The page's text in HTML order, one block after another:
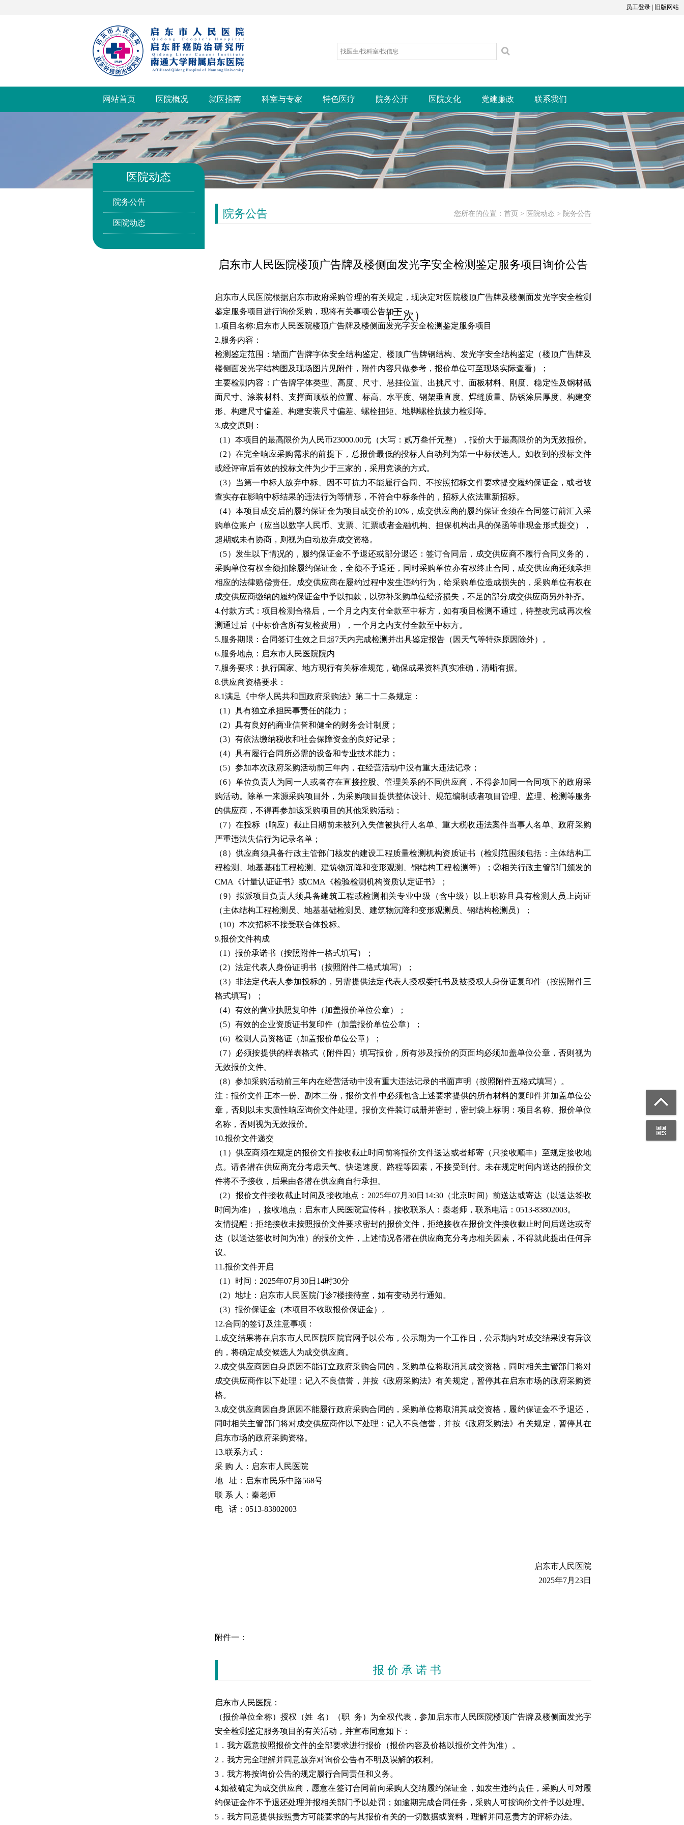
员工登录 旧版网站
网站首页 医院概况 就医指南 科室与专家 特色医疗 院务公开 医院文化 党建廉政 联系我们
医院动态
院务公告
医院动态
院务公告 您所在的位置： 首页 > 医院动态 > 院务公告
启东市人民医院楼顶广告牌及楼侧面发光字安全检测鉴定服务项目询价公告
（三次）
启东市人民医院根据启东市政府采购管理的有关规定，现决定对医院楼顶广告牌及楼侧面发光字安全检测
鉴定服务项目进行询价采购，现将有关事项公告如下：
1.项目名称:启东市人民医院楼顶广告牌及楼侧面发光字安全检测鉴定服务项目
2.服务内容：
检测鉴定范围：墙面广告牌字体安全结构鉴定、楼顶广告牌钢结构、发光字安全结构鉴定（楼顶广告牌及
楼侧面发光字结构图及现场图片见附件，附件内容只做参考，报价单位可至现场实际查看）；
主要检测内容：广告牌字体类型、高度、尺寸、悬挂位置、出挑尺寸、面板材料、刚度、稳定性及钢材截
面尺寸、涂装材料、支撑面顶板的位置、标高、水平度、钢架垂直度、焊缝质量、防锈涂层厚度、构建变
形、构建尺寸偏差、构建安装尺寸偏差、螺栓扭矩、地脚螺栓抗拔力检测等。
3.成交原则：
（1）本项目的最高限价为人民币23000.00元（大写：贰万叁仟元整），报价大于最高限价的为无效报价。
（2）在完全响应采购需求的前提下，总报价最低的投标人自动列为第一中标候选人。如收到的投标文件
或经评审后有效的投标文件为少于三家的，采用竞谈的方式。
（3）当第一中标人放弃中标、因不可抗力不能履行合同、不按照招标文件要求提交履约保证金，或者被
查实存在影响中标结果的违法行为等情形，不符合中标条件的，招标人依法重新招标。
（4）本项目成交后的履约保证金为项目成交价的10%，成交供应商的履约保证金须在合同签订前汇入采
购单位账户（应当以数字人民币、支票、汇票或者金融机构、担保机构出具的保函等非现金形式提交），
超期或未有协商，则视为自动放弃成交资格。
（5）发生以下情况的，履约保证金不予退还或部分退还：签订合同后，成交供应商不履行合同义务的，
采购单位有权全额扣除履约保证金，全额不予退还，同时采购单位亦有权终止合同，成交供应商还须承担
相应的法律赔偿责任。成交供应商在履约过程中发生违约行为，给采购单位造成损失的，采购单位有权在
成交供应商缴纳的履约保证金中予以扣款，以弥补采购单位经济损失，不足的部分成交供应商另外补齐。
4.付款方式：项目检测合格后，一个月之内支付全款至中标方，如有项目检测不通过，待整改完成再次检
测通过后（中标价含所有复检费用），一个月之内支付全款至中标方。
5.服务期限：合同签订生效之日起7天内完成检测并出具鉴定报告（因天气等特殊原因除外）。
6.服务地点：启东市人民医院院内
7.服务要求：执行国家、地方现行有关标准规范，确保成果资料真实准确，清晰有据。
8.供应商资格要求：
8.1满足《中华人民共和国政府采购法》第二十二条规定：
（1）具有独立承担民事责任的能力；
（2）具有良好的商业信誉和健全的财务会计制度；
（3）有依法缴纳税收和社会保障资金的良好记录；
（4）具有履行合同所必需的设备和专业技术能力；
（5）参加本次政府采购活动前三年内，在经营活动中没有重大违法记录；
（6）单位负责人为同一人或者存在直接控股、管理关系的不同供应商，不得参加同一合同项下的政府采
购活动。除单一来源采购项目外，为采购项目提供整体设计、规范编制或者项目管理、监理、检测等服务
的供应商，不得再参加该采购项目的其他采购活动；
（7）在投标（响应）截止日期前未被列入失信被执行人名单、重大税收违法案件当事人名单、政府采购
严重违法失信行为记录名单；
（8）供应商须具备行政主管部门核发的建设工程质量检测机构资质证书（检测范围须包括：主体结构工
程检测、地基基础工程检测、建筑物沉降和变形观测、钢结构工程检测等）；②相关行政主管部门颁发的
CMA《计量认证证书》或CMA《检验检测机构资质认定证书》；
（9）拟派项目负责人须具备建筑工程或检测相关专业中级（含中级）以上职称且具有检测人员上岗证
（主体结构工程检测员、地基基础检测员、建筑物沉降和变形观测员、钢结构检测员）；
（10）本次招标不接受联合体投标。
9.报价文件构成
（1）报价承诺书（按照附件一格式填写）；
（2）法定代表人身份证明书（按照附件二格式填写）；
（3）非法定代表人参加投标的，另需提供法定代表人授权委托书及被授权人身份证复印件（按照附件三
格式填写）；
（4）有效的营业执照复印件（加盖报价单位公章）；
（5）有效的企业资质证书复印件（加盖报价单位公章）；
（6）检测人员资格证（加盖报价单位公章）；
（7）必须按提供的样表格式（附件四）填写报价，所有涉及报价的页面均必须加盖单位公章，否则视为
无效报价文件。
（8）参加采购活动前三年内在经营活动中没有重大违法记录的书面声明（按照附件五格式填写）。
注：报价文件正本一份、副本二份，报价文件中必须包含上述要求提供的所有材料的复印件并加盖单位公
章，否则以未实质性响应询价文件处理。报价文件装订成册并密封，密封袋上标明：项目名称、报价单位
名称，否则视为无效报价。
10.报价文件递交
（1）供应商须在规定的报价文件接收截止时间前将报价文件送达或者邮寄（只接收顺丰）至规定接收地
点。请各潜在供应商充分考虑天气、快递速度、路程等因素，不接受到付。未在规定时间内送达的报价文
件将不予接收，后果由各潜在供应商自行承担。
（2）报价文件接收截止时间及接收地点：2025年07月30日14:30（北京时间）前送达或寄达（以送达签收
时间为准），接收地点：启东市人民医院宣传科，接收联系人：秦老师，联系电话：0513-83802003。
友情提醒：拒绝接收未按照报价文件要求密封的报价文件，拒绝接收在报价文件接收截止时间后送达或寄
达（以送达签收时间为准）的报价文件，上述情况各潜在供应商充分考虑相关因素，不得就此提出任何异
议。
11.报价文件开启
（1）时间：2025年07月30日14时30分
（2）地址：启东市人民医院门诊7楼接待室，如有变动另行通知。
（3）报价保证金（本项目不收取报价保证金）。
12.合同的签订及注意事项：
1.成交结果将在启东市人民医院医院官网予以公布，公示期为一个工作日，公示期内对成交结果没有异议
的，将确定成交候选人为成交供应商。
2.成交供应商因自身原因不能订立政府采购合同的，采购单位将取消其成交资格，同时相关主管部门将对
成交供应商作以下处理：记入不良信誉，并按《政府采购法》有关规定，暂停其在启东市场的政府采购资
格。
3.成交供应商因自身原因不能履行政府采购合同的，采购单位将取消其成交资格，履约保证金不予退还，
同时相关主管部门将对成交供应商作以下处理：记入不良信誉，并按《政府采购法》有关规定，暂停其在
启东市场的政府采购资格。
13.联系方式：
采 购 人：启东市人民医院
地 址：启东市民乐中路568号
联 系 人：秦老师
电 话：0513-83802003
启东市人民医院
2025年7月23日
附件一：
报 价 承 诺 书
启东市人民医院：
（报价单位全称）授权（姓 名）（职 务）为全权代表，参加启东市人民医院楼顶广告牌及楼侧面发光字
安全检测鉴定服务项目的有关活动，并宣布同意如下：
1．我方愿意按照报价文件的全部要求进行报价（报价内容及价格以报价文件为准）。
2．我方完全理解并同意放弃对询价公告有不明及误解的权利。
3．我方将按询价公告的规定履行合同责任和义务。
4.如被确定为成交供应商，愿意在签订合同前向采购人交纳履约保证金，如发生违约责任，采购人可对履
约保证金作不予退还处理并报相关部门予以处罚；如逾期完成合同任务，采购人可按询价文件予以处理。
5．我方同意提供按照贵方可能要求的与其报价有关的一切数据或资料，理解并同意贵方的评标办法。